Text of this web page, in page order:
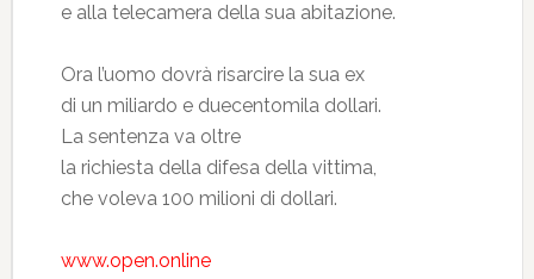
e alla telecamera della sua abitazione.
Ora l’uomo dovrà risarcire la sua ex
di un miliardo e duecentomila dollari.
La sentenza va oltre
la richiesta della difesa della vittima,
che voleva 100 milioni di dollari.
www.open.online